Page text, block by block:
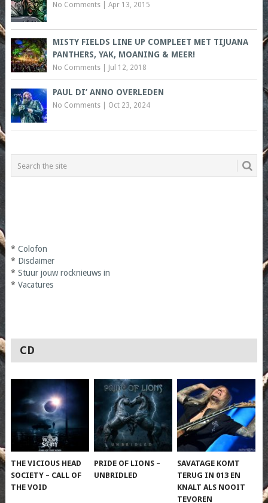
No Comments| Apr 13, 2015
MISTY FIELDS LINE UP COMPLEET MET TIJUANA
PANTHERS, YAK, MOANING & MEER!
No Comments| Jul 12, 2018
PAUL DI’ ANNO OVERLEDEN
No Comments| Oct 23, 2024
* Colofon
* Disclaimer
* Stuur jouw rocknieuws in
* Vacatures
CD
THE VICIOUS HEAD
SOCIETY – CALL OF
THE VOID
PRIDE OF LIONS –
UNBRIDLED
SAVATAGE KOMT
TERUG IN 013 EN
KNALT ALS NOOIT
TEVOREN